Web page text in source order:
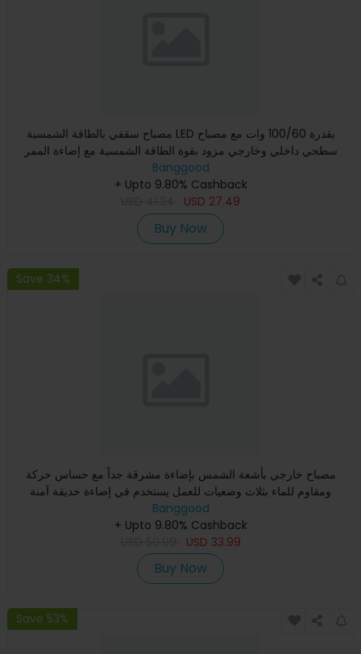
مصباح سقفي بالطاقة الشمسية LED بقدرة 100/60 وات مع مصباح
سطحي داخلي وخارجي مزود بقوة الطاقة الشمسية مع إضاءة الممر
لتزيي
Banggood
+ Upto 9.80% Cashback
USD 27.49
Buy Now
Save 34%
مصباح خارجي بأشعة الشمس بإضاءة مشرقة جداً مع حساس حركة
ومقاوم للماء بثلاث وضعيات للعمل يستخدم في إضاءة حديقة آمنة
خارجية
Banggood
+ Upto 9.80% Cashback
USD 33.99
Buy Now
Save 53%